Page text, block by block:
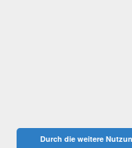
Durch die weitere